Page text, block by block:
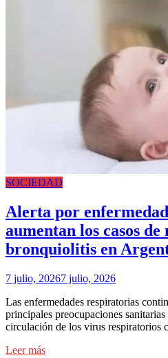
SOCIEDAD
Alerta por
aumentan los casos
bronquiolitis en
7 julio, 20267 julio, 2026
Las enfermedades respiratorias
principales preocupaciones
circulación de los virus respiratorios
Leer más